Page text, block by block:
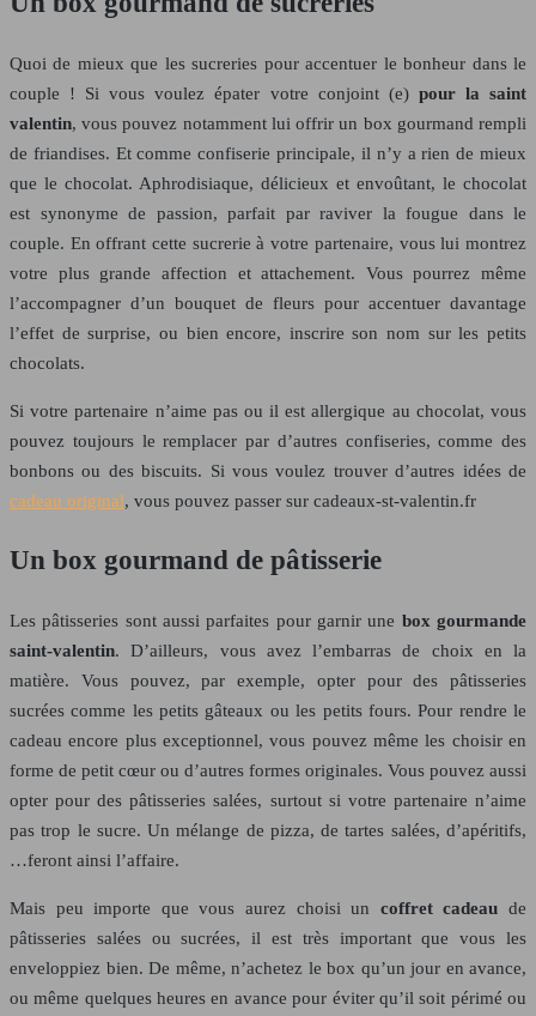
Quoi de mieux que les sucreries pour accentuer le bonheur dans le
couple ! Si vous voulez épater votre conjoint (e) pour la saint
valentin, vous pouvez notamment lui offrir un box gourmand rempli
de friandises. Et comme confiserie principale, il n’y a rien de mieux
que le chocolat. Aphrodisiaque, délicieux et envoûtant, le chocolat
est synonyme de passion, parfait par raviver la fougue dans le
couple. En offrant cette sucrerie à votre partenaire, vous lui montrez
votre plus grande affection et attachement. Vous pourrez même
l’accompagner d’un bouquet de fleurs pour accentuer davantage
l’effet de surprise, ou bien encore, inscrire son nom sur les petits
chocolats.
Si votre partenaire n’aime pas ou il est allergique au chocolat, vous
pouvez toujours le remplacer par d’autres confiseries, comme des
bonbons ou des biscuits. Si vous voulez trouver d’autres idées de
cadeau original, vous pouvez passer sur cadeaux-st-valentin.fr
Un box gourmand de pâtisserie
Les pâtisseries sont aussi parfaites pour garnir une box gourmande
saint-valentin. D’ailleurs, vous avez l’embarras de choix en la
matière. Vous pouvez, par exemple, opter pour des pâtisseries
sucrées comme les petits gâteaux ou les petits fours. Pour rendre le
cadeau encore plus exceptionnel, vous pouvez même les choisir en
forme de petit cœur ou d’autres formes originales. Vous pouvez aussi
opter pour des pâtisseries salées, surtout si votre partenaire n’aime
pas trop le sucre. Un mélange de pizza, de tartes salées, d’apéritifs,
…feront ainsi l’affaire.
Mais peu importe que vous aurez choisi un coffret cadeau de
pâtisseries salées ou sucrées, il est très important que vous les
enveloppiez bien. De même, n’achetez le box qu’un jour en avance,
ou même quelques heures en avance pour éviter qu’il soit périmé ou